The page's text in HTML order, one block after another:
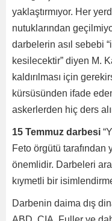
yaklaştırmıyor. Her
nutuklarından
darbelerin asıl sebebi
kesilecektir” diyen M.
kaldırılması için
kürsüsünden ifade
askerlerden hiç ders
15 Temmuz darbesi
Feto örgütü tarafından
önemlidir. Darbeleri
kıymetli bir
Darbenin daima dış